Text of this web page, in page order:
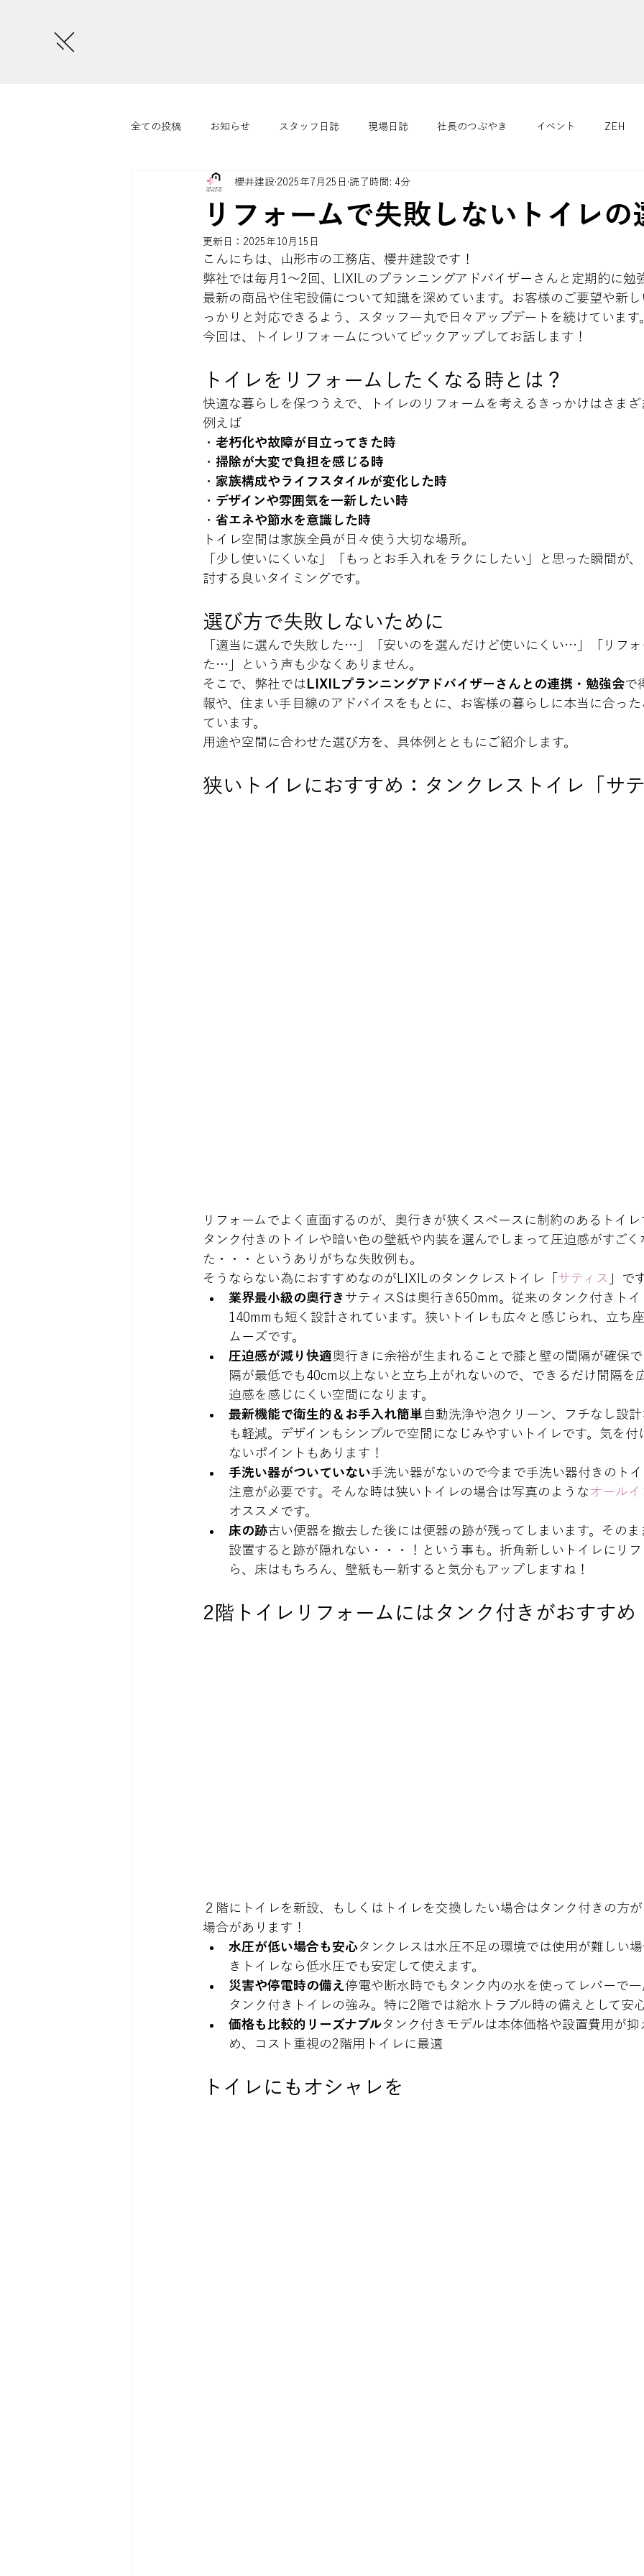
全ての投稿 お知らせ スタッフ日誌 現場日誌 社長のつぶやき イベント ZEH
さくらいまつり コラム ４つの健康 リフォーム/リノベーション
リフォームで失敗しないトイレの
櫻井建設 2025年7月25日 読了時間: 4分
更新日： 2025年10月15日
こんにちは、山形市の工務店、櫻井建設です！
弊社では毎月1～2回、LIXILのプランニングアドバイザーさんと定期的に勉
最新の商品や住宅設備について知識を深めています。お客様のご要望や新し
っかりと対応できるよう、スタッフ一丸で日々アップデートを続けています
今回は、トイレリフォームについてピックアップしてお話します！
トイレをリフォームしたくなる時とは？
快適な暮らしを保つうえで、トイレのリフォームを考えるきっかけはさまざ
例えば
・ 老朽化や故障が目立ってきた時
・ 掃除が大変で負担を感じる時
・ 家族構成やライフスタイルが変化した時
・ デザインや雰囲気を一新したい時
・ 省エネや節水を意識した時
トイレ空間は家族全員が日々使う大切な場所。
「少し使いにくいな」「もっとお手入れをラクにしたい」と思った瞬間が
討する良いタイミングです。
選び方で失敗しないために
「適当に選んで失敗した…」「安いのを選んだけど使いにくい…」「リフォ
た…」という声も少なくありません。
そこで、弊社では
LIXILプランニングアドバイザーさんとの連携・勉強会で
報や、住まい手目線のアドバイスをもとに、お客様の暮らしに本当に合っ
ています。
用途や空間に合わせた選び方を、具体例とともにご紹介します。
狭いトイレにおすすめ：タンクレストイレ「サテ
リフォームでよく直面するのが、奥行きが狭くスペースに制約のあるトイレ
タンク付きのトイレや暗い色の壁紙や内装を選んでしまって圧迫感がすごく
た・・・というありがちな失敗例も。
そうならない為におすすめなのがLIXILのタンクレストイレ「 サティス 」で
業界最小級の奥行き サティスSは奥行き650mm。従来のタンク付きト
140mmも短く設計されています。狭いトイレも広々と感じられ、立ち
ムーズです。
圧迫感が減り快適奥行きに余裕が生まれることで膝と壁の間隔が確保
隔が最低でも40cm以上ないと立ち上がれないので、できるだけ間隔を
迫感を感じにくい空間になります。
最新機能で衛生的＆お手入れ簡単 自動洗浄や泡クリーン、フチなし設
も軽減。デザインもシンプルで空間になじみやすいトイレです。気を付
ないポイントもあります！
手洗い器がついていない手洗い器がないので今まで手洗い器付きのト
注意が必要です。そんな時は狭いトイレの場合は写真のような オール
オススメです。
床の跡古い便器を撤去した後には便器の跡が残ってしまいます。そのま
設置すると跡が隠れない・・・！という事も。折角新しいトイレにリフ
ら、床はもちろん、壁紙も一新すると気分もアップしますね！
2階トイレリフォームにはタンク付きがおすすめ
２階にトイレを新設、もしくはトイレを交換したい場合はタンク付きの方
場合があります！
水圧が低い場合も安心タンクレスは水圧不足の環境では使用が難しい
きトイレなら低水圧でも安定して使えます。
災害や停電時の備え 停電や断水時でもタンク内の水を使ってレバーで
タンク付きトイレの強み。特に2階では給水トラブル時の備えとして安
価格も比較的リーズナブルタンク付きモデルは本体価格や設置費用が抑
め、コスト重視の2階用トイレに最適
トイレにもオシャレを